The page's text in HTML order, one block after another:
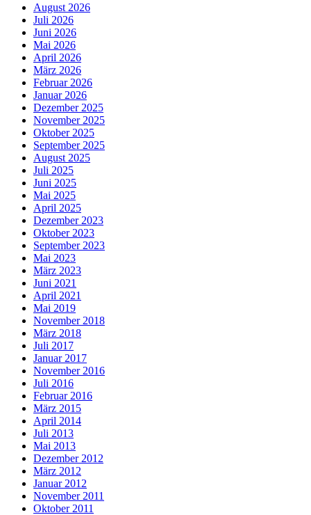
August 2026
Juli 2026
Juni 2026
Mai 2026
April 2026
März 2026
Februar 2026
Januar 2026
Dezember 2025
November 2025
Oktober 2025
September 2025
August 2025
Juli 2025
Juni 2025
Mai 2025
April 2025
Dezember 2023
Oktober 2023
September 2023
Mai 2023
März 2023
Juni 2021
April 2021
Mai 2019
November 2018
März 2018
Juli 2017
Januar 2017
November 2016
Juli 2016
Februar 2016
März 2015
April 2014
Juli 2013
Mai 2013
Dezember 2012
März 2012
Januar 2012
November 2011
Oktober 2011